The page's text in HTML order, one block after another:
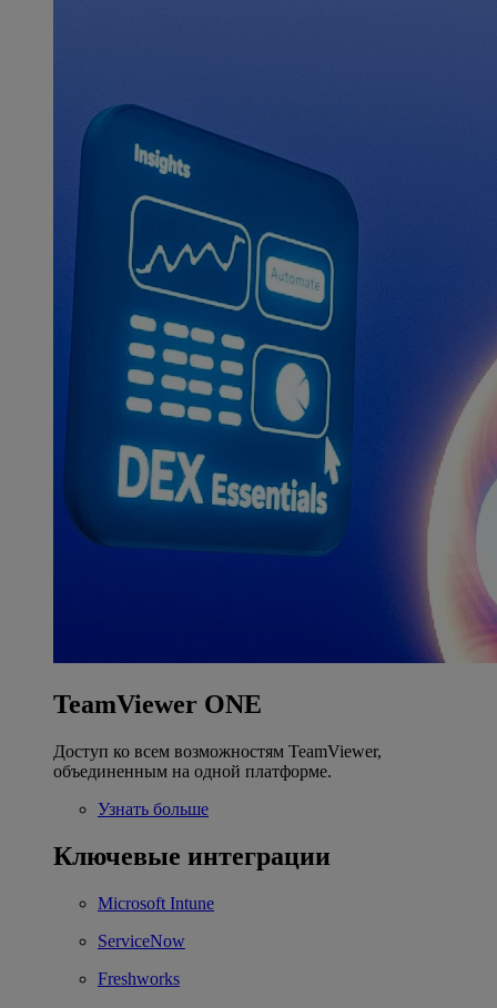
TeamViewer ONE
Доступ ко всем возможностям TeamViewer,
объединенным на одной платформе.
Узнать больше
Ключевые интеграции
Microsoft Intune
ServiceNow
Freshworks